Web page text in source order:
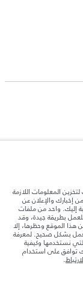
قد تختلف من بلد إلى
للتأكد من توفّرها
الموصلات يؤثر حاليًا
هذا ظرف ديناميكي
المواصفات الحالية
استشارة وكيلك الذي
الأوروبي. قد
المعلومات اللازمة
إخبارك والإعلان عن
إليك. واحد من ملفات
بطريقة جيدة، وقد
هذا الموقع وحظرها، إلا
بشكل صحيح. لمعرفة
نستخدمها وكيفية
توافق على استخدام
.